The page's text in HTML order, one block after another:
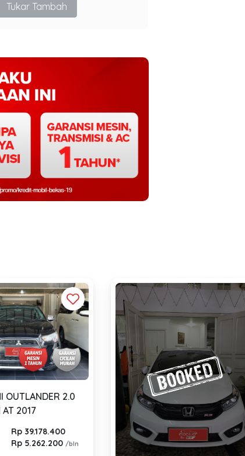
Tukar Tambah
OUTLANDER 2.0
AT 2017
Rp 39.178.400
Rp 5.262.200/bln